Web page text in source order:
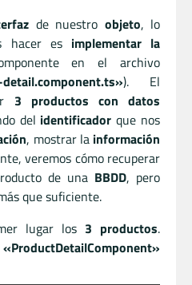
de nuestro objeto, lo
hacer es implementar la
en el archivo
). El
3 productos con datos
del identificador que nos
, mostrar la información
veremos cómo recuperar
de una BBDD, pero
que suficiente.
lugar los 3 productos.
«ProductDetailComponent»